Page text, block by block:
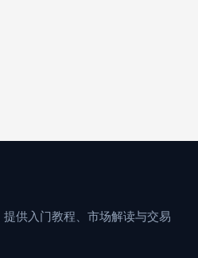
供入门教程、市场解读与交易